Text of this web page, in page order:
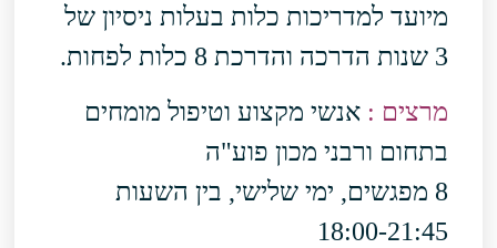
מיועד למדריכות כלות בעלות ניסיון של
3 שנות הדרכה והדרכת 8 כלות לפחות.
מרצים : אנשי מקצוע וטיפול מומחים
בתחום ורבני מכון פוע"ה
8 מפגשים, ימי שלישי, בין השעות
18:00-21:45